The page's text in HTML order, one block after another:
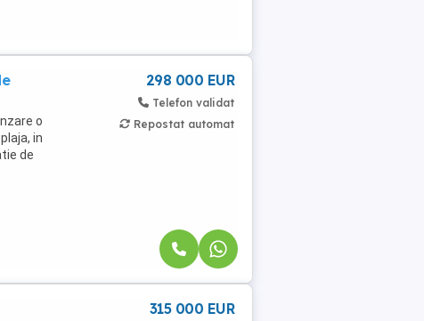
o
in
de
298 000 EUR
Telefon validat
Repostat automat
315 000 EUR